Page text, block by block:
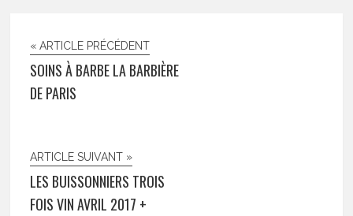
« ARTICLE PRÉCÉDENT
SOINS À BARBE LA BARBIÈRE
DE PARIS
ARTICLE SUIVANT »
LES BUISSONNIERS TROIS
FOIS VIN AVRIL 2017 +